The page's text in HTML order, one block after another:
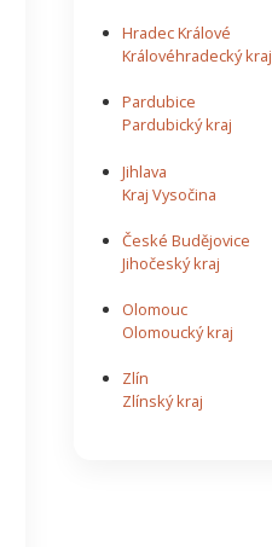
Hradec Králové
Královéhradecký kraj
Pardubice
Pardubický kraj
Jihlava
Kraj Vysočina
České Budějovice
Jihočeský kraj
Olomouc
Olomoucký kraj
Zlín
Zlínský kraj